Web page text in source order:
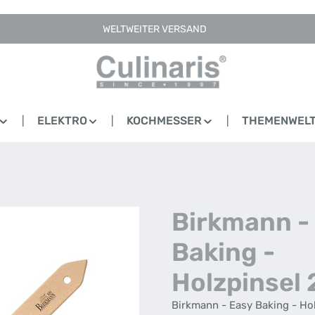
WELTWEITER VERSAND
ELEKTRO KOCHMESSER
Birkmann -
Baking -
Holzpinsel
Birkmann - Easy Baking -